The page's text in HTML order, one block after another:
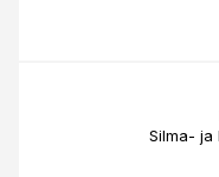
Silma- ja